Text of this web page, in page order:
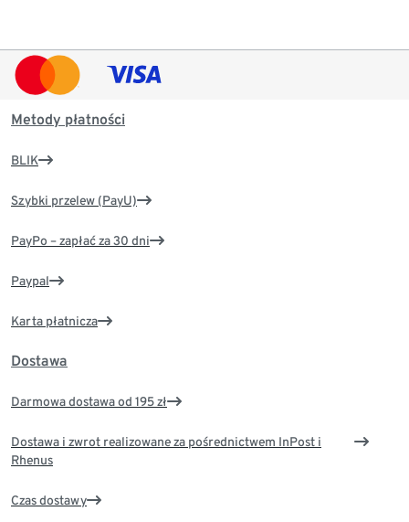
Metody płatności
BLIK
Szybki przelew (PayU)
PayPo – zapłać za 30 dni
Paypal
Karta płatnicza
Dostawa
Darmowa dostawa od 195 zł
Dostawa i zwrot realizowane za pośrednictwem InPost i
Rhenus
Czas dostawy